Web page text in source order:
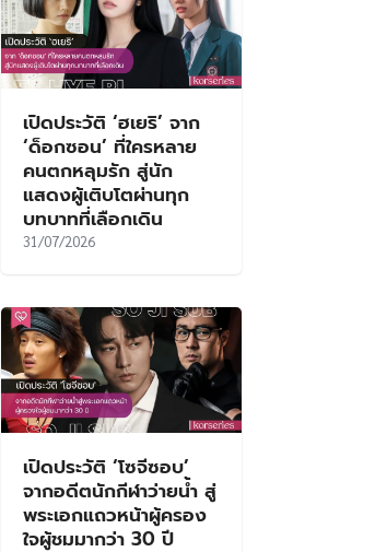
เปิดประวัติ ‘ฮเยริ’ จาก
‘ด็อกซอน’ ที่ใครหลาย
คนตกหลุมรัก สู่นัก
แสดงผู้เติบโตผ่านทุก
บทบาทที่เลือกเดิน
31/07/2026
เปิดประวัติ ‘โซจีซอบ’
จากอดีตนักกีฬาว่ายน้ำ สู่
พระเอกแถวหน้าผู้ครอง
ใจผู้ชมมากว่า 30 ปี